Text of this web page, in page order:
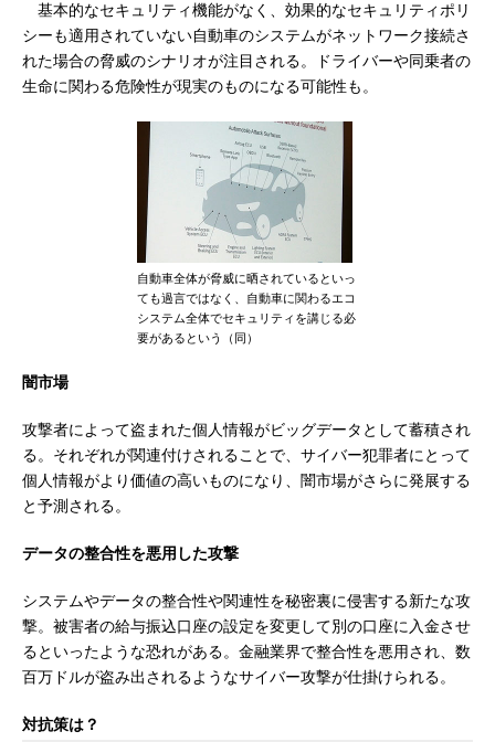
基本的なセキュリティ機能がなく、効果的なセキュリティポリ
シーも適用されていない自動車のシステムがネットワーク接続さ
れた場合の脅威のシナリオが注目される。ドライバーや同乗者の
生命に関わる危険性が現実のものになる可能性も。
自動車全体が脅威に晒されているといっ
ても過言ではなく、自動車に関わるエコ
システム全体でセキュリティを講じる必
要があるという（同）
闇市場
攻撃者によって盗まれた個人情報がビッグデータとして蓄積され
る。それぞれが関連付けされることで、サイバー犯罪者にとって
個人情報がより価値の高いものになり、闇市場がさらに発展する
と予測される。
データの整合性を悪用した攻撃
システムやデータの整合性や関連性を秘密裏に侵害する新たな攻
撃。被害者の給与振込口座の設定を変更して別の口座に入金させ
るといったような恐れがある。金融業界で整合性を悪用され、数
百万ドルが盗み出されるようなサイバー攻撃が仕掛けられる。
対抗策は？